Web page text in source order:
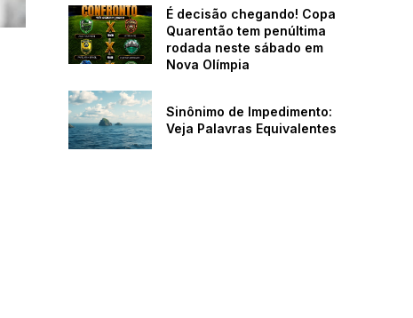
É decisão chegando! Copa
Quarentão tem penúltima
rodada neste sábado em
Nova Olímpia
Sinônimo de Impedimento:
Veja Palavras Equivalentes